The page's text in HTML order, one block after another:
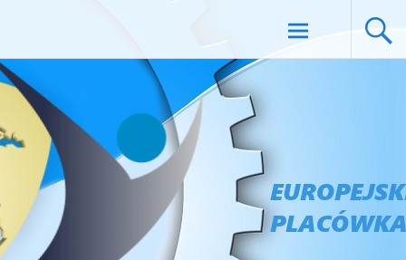
EUROPEJSKIE CENTRUM EDUKACJI
Skip to